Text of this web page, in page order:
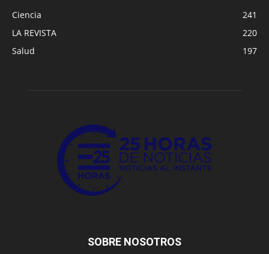
Ciencia
241
LA REVISTA
220
Salud
197
SOBRE NOSOTROS